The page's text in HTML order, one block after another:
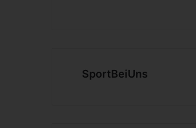
SportBeiUns